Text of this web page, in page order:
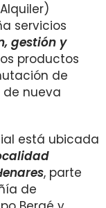
servicios
gestión y
productos
de
nueva
está ubicada
, parte
de